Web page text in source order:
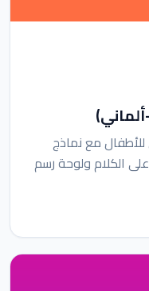
مع نماذج
الكلام ولوحة رسم